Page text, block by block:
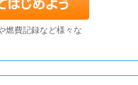
燃費記録など様々な